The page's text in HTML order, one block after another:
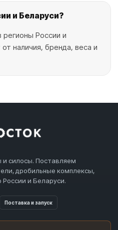
и Беларуси?
России и
наличия, бренда, веса и
силосы. Поставляем
дробильные комплексы,
и Беларуси.
Поставка и запуск